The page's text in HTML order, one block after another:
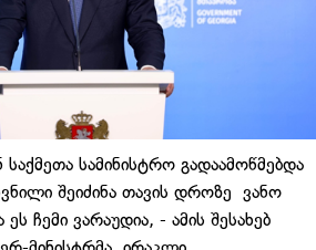
სამინისტრო გადაამოწმებდა
შეიძინა თავის დროზე ვანო
ჩემი ვარაუდია, - ამის შესახებ